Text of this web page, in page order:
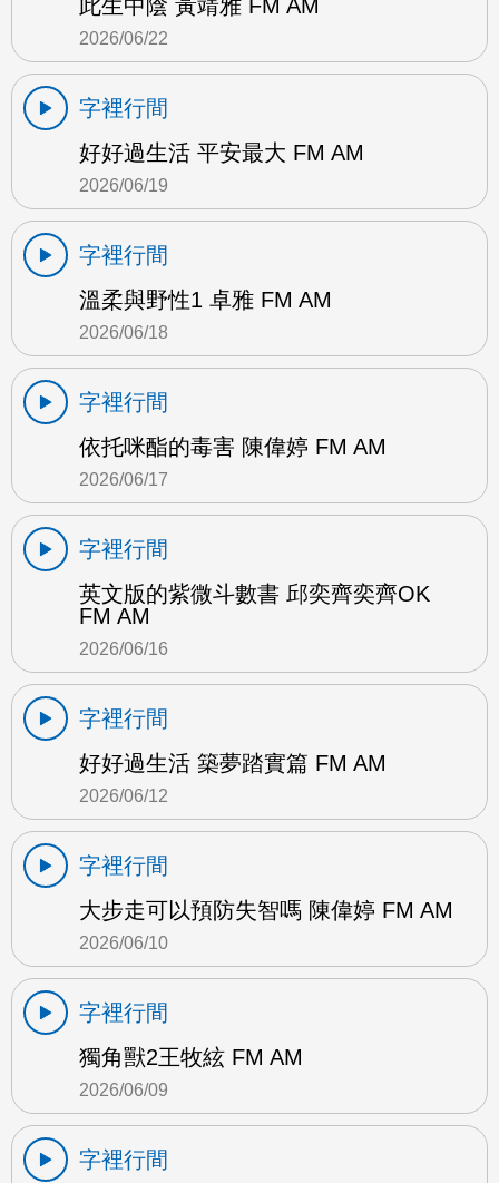
此生中陰 黃靖雅 FM AM
2026/06/22
字裡行間
好好過生活 平安最大 FM AM
2026/06/19
字裡行間
溫柔與野性1 卓雅 FM AM
2026/06/18
字裡行間
依托咪酯的毒害 陳偉婷 FM AM
2026/06/17
字裡行間
英文版的紫微斗數書 邱奕齊奕齊OK
FM AM
2026/06/16
字裡行間
好好過生活 築夢踏實篇 FM AM
2026/06/12
字裡行間
大步走可以預防失智嗎 陳偉婷 FM AM
2026/06/10
字裡行間
獨角獸2王牧絃 FM AM
2026/06/09
字裡行間